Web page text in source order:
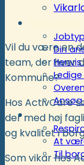
Din
Ansøg
At
Til
Vil du være en
team, der hver
Kommune?
Hos ActivCare
der med høj
og kvalitet i
Som vikar hos